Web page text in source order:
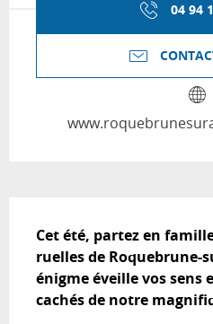
04 94
Cet été, partez en
ruelles de Roquebrune-
énigme éveille vos sens
cachés de notre